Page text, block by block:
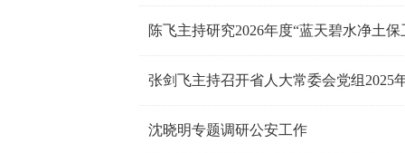
陈飞主持研究2026年度“蓝天碧水净土
张剑飞主持召开省人大常委会党组2025
沈晓明专题调研公安工作